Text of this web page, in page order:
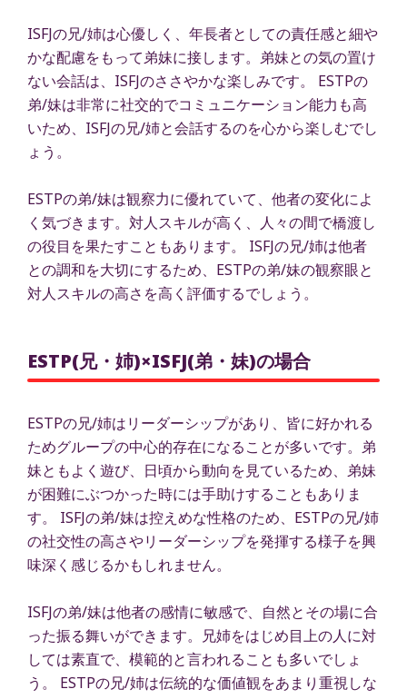
ISFJの兄/姉は心優しく、年長者としての責任感と細や
かな配慮をもって弟妹に接します。弟妹との気の置け
ない会話は、ISFJのささやかな楽しみです。 ESTPの
弟/妹は非常に社交的でコミュニケーション能力も高
いため、ISFJの兄/姉と会話するのを心から楽しむでし
ょう。
ESTPの弟/妹は観察力に優れていて、他者の変化によ
く気づきます。対人スキルが高く、人々の間で橋渡し
の役目を果たすこともあります。 ISFJの兄/姉は他者
との調和を大切にするため、ESTPの弟/妹の観察眼と
対人スキルの高さを高く評価するでしょう。
ESTP(兄・姉)×ISFJ(弟・妹)の場合
ESTPの兄/姉はリーダーシップがあり、皆に好かれる
ためグループの中心的存在になることが多いです。弟
妹ともよく遊び、日頃から動向を見ているため、弟妹
が困難にぶつかった時には手助けすることもありま
す。 ISFJの弟/妹は控えめな性格のため、ESTPの兄/姉
の社交性の高さやリーダーシップを発揮する様子を興
味深く感じるかもしれません。
ISFJの弟/妹は他者の感情に敏感で、自然とその場に合
った振る舞いができます。兄姉をはじめ目上の人に対
しては素直で、模範的と言われることも多いでしょ
う。 ESTPの兄/姉は伝統的な価値観をあまり重視しな